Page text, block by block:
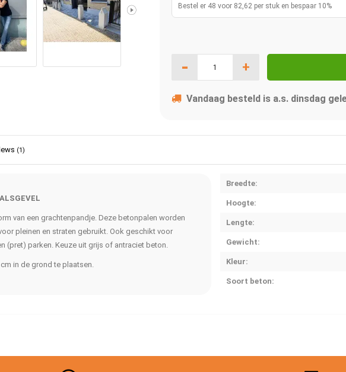
Bestel er 48 voor 82,62 per stuk en bespaar 10%
- +
Vandaag besteld is a.s. dinsdag
(1)
van een grachtenpandje. Deze betonpalen worden
pleinen en straten gebruikt. Ook geschikt voor
(pret) parken. Keuze uit grijs of antraciet beton.
in de grond te plaatsen.
Breedte:
Hoogte:
Lengte:
Gewicht:
Kleur:
Soort beton: